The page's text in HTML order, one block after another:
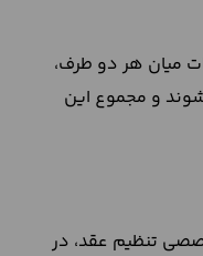
میان هر دو طرف،
و مجموع این
تنظیم عقد، در